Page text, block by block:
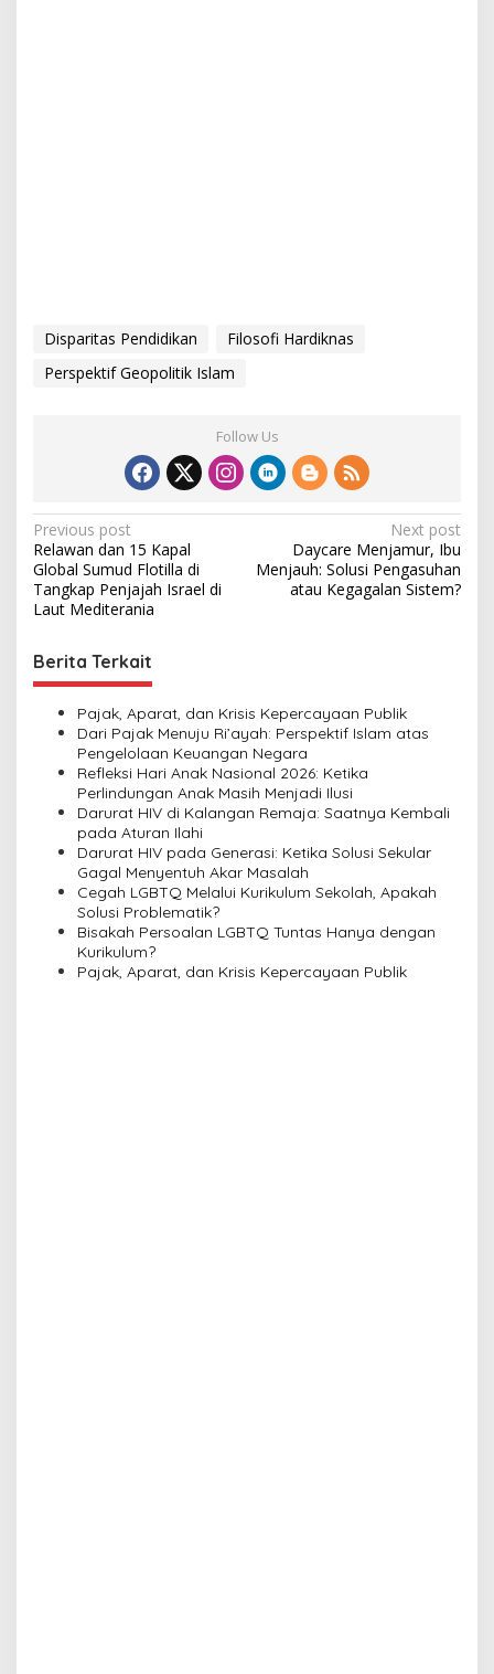
Disparitas Pendidikan
Filosofi Hardiknas
Perspektif Geopolitik Islam
Follow Us
P
o
s
n
a
Previous post
Relawan dan 15 Kapal
Global Sumud Flotilla di
Tangkap Penjajah Israel di
Laut Mediterania
Next post
Daycare Menjamur, Ibu
Menjauh: Solusi Pengasuhan
atau Kegagalan Sistem?
Berita Terkait
Pajak, Aparat, dan Krisis Kepercayaan Publik
Dari Pajak Menuju Ri’ayah: Perspektif Islam atas
Pengelolaan Keuangan Negara
Refleksi Hari Anak Nasional 2026: Ketika
Perlindungan Anak Masih Menjadi Ilusi
Darurat HIV di Kalangan Remaja: Saatnya Kembali
pada Aturan Ilahi
Darurat HIV pada Generasi: Ketika Solusi Sekular
Gagal Menyentuh Akar Masalah
Cegah LGBTQ Melalui Kurikulum Sekolah, Apakah
Solusi Problematik?
Bisakah Persoalan LGBTQ Tuntas Hanya dengan
Kurikulum?
Pajak, Aparat, dan Krisis Kepercayaan Publik